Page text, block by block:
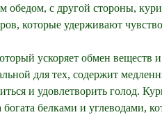
обедом, с другой стороны,
которые удерживают
ускоряет обмен веществ
для тех, содержит
и удовлетворить голод.
богата белками и углеводами,